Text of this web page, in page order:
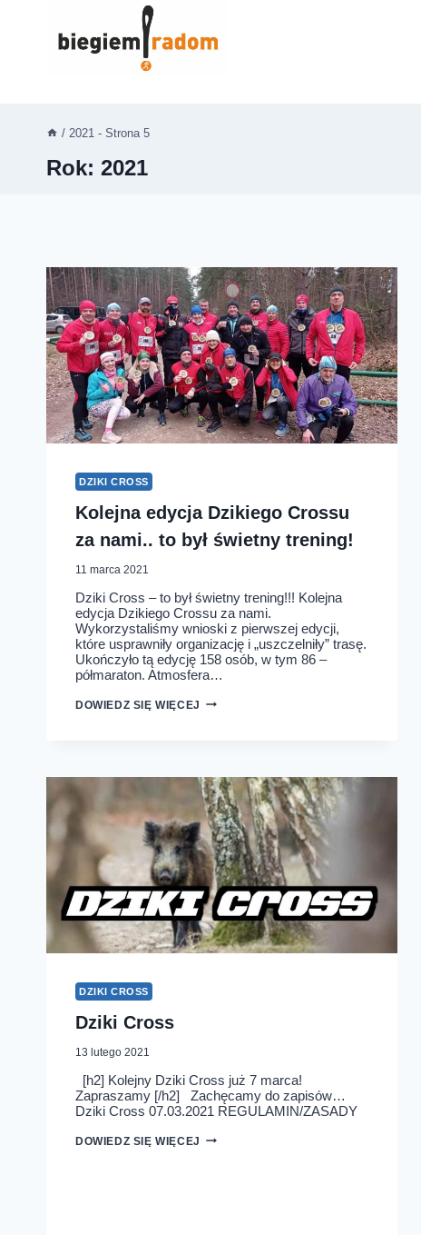
/ 2021 - Strona 5
Rok: 2021
DZIKI CROSS
Kolejna edycja Dzikiego Crossu
za nami.. to był świetny trening!
11 marca 2021
Dziki Cross – to był świetny trening!!! Kolejna
edycja Dzikiego Crossu za nami.
Wykorzystaliśmy wnioski z pierwszej edycji,
które usprawniły organizację i „uszczelniły” trasę.
Ukończyło tą edycję 158 osób, w tym 86 –
półmaraton. Atmosfera…
DOWIEDZ SIĘ WIĘCEJ KOLEJNA
BYŁ
ŚWIETNY
TRENING!
DZIKI CROSS
Dziki Cross
13 lutego 2021
[h2] Kolejny Dziki Cross już 7 marca!
Zapraszamy [/h2] Zachęcamy do zapisów…
Dziki Cross 07.03.2021 REGULAMIN/ZASADY
DOWIEDZ SIĘ WIĘCEJ DZIKI